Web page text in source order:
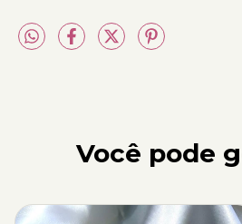
Você pode